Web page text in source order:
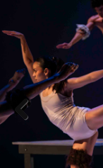
CULTURALES
SALA
DE
PRENSA
RECINTOS